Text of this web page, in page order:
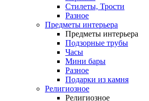
Стилеты, Трости
Разное
Предметы интерьера
Предметы интерьера
Подзорные трубы
Часы
Мини бары
Разное
Подарки из камня
Религиозное
Религиозное